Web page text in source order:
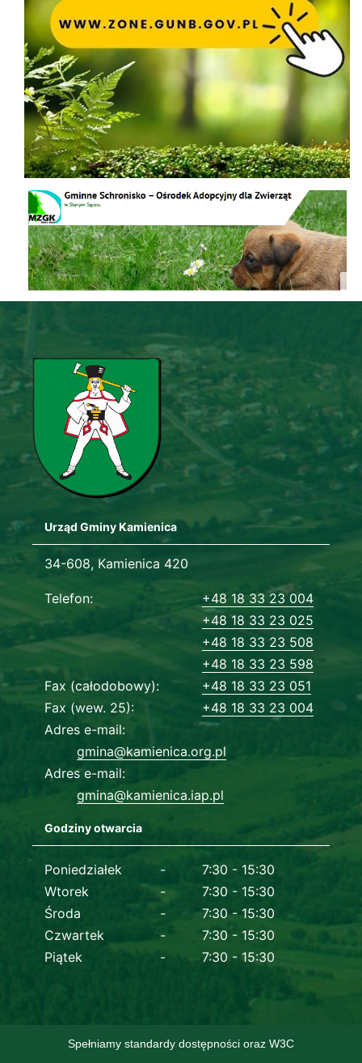
Schronisko
Urząd Gminy Kamienica
Adres urzędu
34-608, Kamienica 420
Dane kontaktowe
Telefon
+48 18 33 23 004
+48 18 33 23 025
+48 18 33 23 508
+48 18 33 23 598
Fax (całodobowy)
+48 18 33 23 051
Fax (wew. 25)
+48 18 33 23 004
Adres e-mail
gmina@kamienica.org.pl
Adres e-mail
gmina@kamienica.iap.pl
Godziny otwarcia
Dane kontaktowe
Poniedziałek
7:30 - 15:30
Wtorek
7:30 - 15:30
Środa
7:30 - 15:30
Czwartek
7:30 - 15:30
Piątek
7:30 - 15:30
Spełniamy standardy dostępności oraz W3C